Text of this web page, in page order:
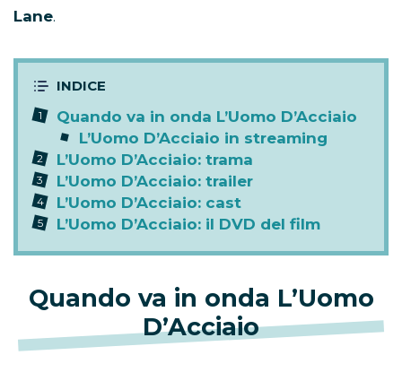
Lane.
Quando va in onda L’Uomo D’Acciaio
L’Uomo D’Acciaio in streaming
L’Uomo D’Acciaio: trama
L’Uomo D’Acciaio: trailer
L’Uomo D’Acciaio: cast
L’Uomo D’Acciaio: il DVD del film
Quando va in onda L’Uomo
D’Acciaio